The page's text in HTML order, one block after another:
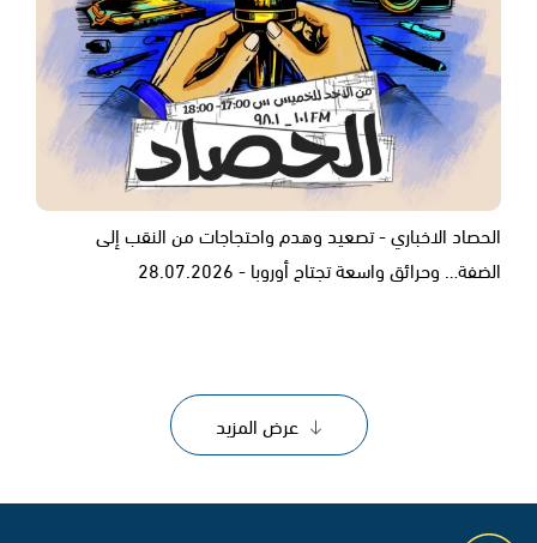
الحصاد الاخباري - تصعيد وهدم واحتجاجات من النقب إلى
الضفة… وحرائق واسعة تجتاح أوروبا - 28.07.2026
عرض المزيد